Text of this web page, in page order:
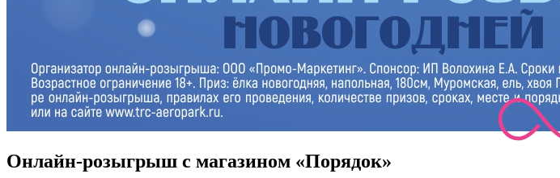
Онлайн-розыгрыш с магазином «Порядок»